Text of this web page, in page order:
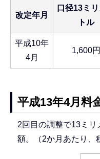
改定年月
口径13ミ
トル
平成10年
4月
1,600円
平成13年4月料
2回目の調整で13ミ
額。（2か月あたり、